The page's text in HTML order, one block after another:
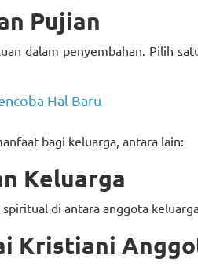
Pujian
dalam penyembahan. Pilih
Hal Baru
bagi keluarga, antara lain:
Keluarga
di antara anggota
Kristiani